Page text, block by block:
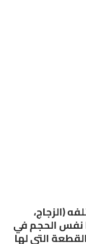
(الزجاج،
نفس الحجم في
ما القطعة التي لها